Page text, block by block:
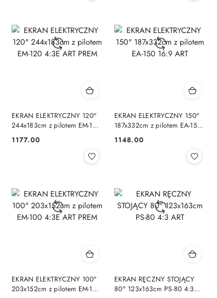
EKRAN ELEKTRYCZNY 120"
244x183cm z pilotem EM-120
Cena:
1177.00
EKRAN ELEKTRYCZNY 150"
187x332cm z pilotem EA-150
Cena:
1148.00
EKRAN ELEKTRYCZNY 100"
203x152cm z pilotem EM-100
EKRAN RĘCZNY STOJĄCY
80" 123x163cm PS-80 4:3